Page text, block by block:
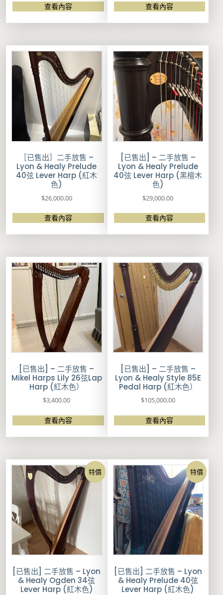
查看內容 查看內容
［已售出］二手放售 –
Lyon & Healy Prelude
40弦 Lever Harp (紅木
色)
$26,000.00
查看內容
[已售出] – 二手放售 –
Lyon & Healy Prelude
40弦 Lever Harp (黑檀木
色)
$29,000.00
查看內容
[已售出] – 二手放售 –
Mikel Harps Lily 26弦Lap
Harp (紅木色）
$3,400.00
查看內容
[已售出] – 二手放售 –
Lyon & Healy Style 85E
Pedal Harp (紅木色）
$105,000.00
查看內容
特價
[已售出] 二手放售 – Lyon
& Healy Ogden 34弦
Lever Harp (紅木色)
特價
[已售出] 二手放售 – Lyon
& Healy Prelude 40弦
Lever Harp (紅木色)